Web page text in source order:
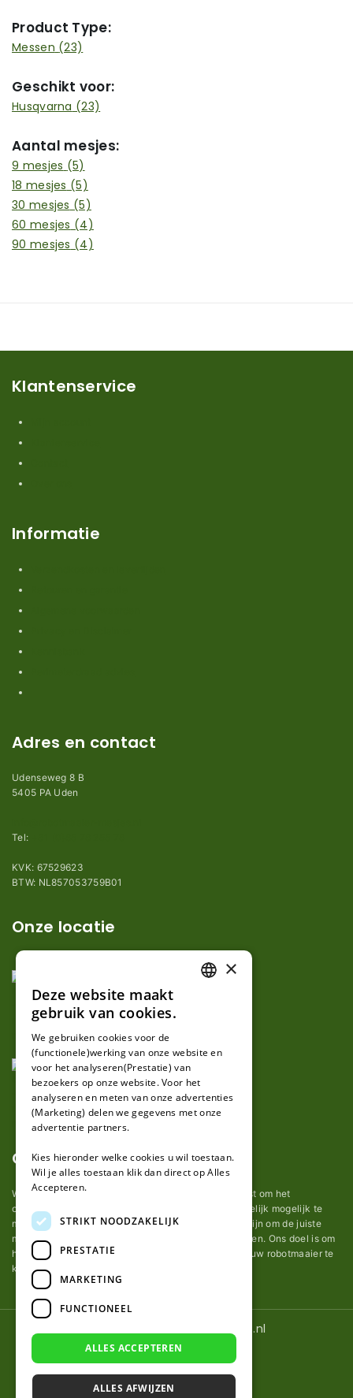
Product Type:
Messen (23)
Geschikt voor:
Husqvarna (23)
Aantal mesjes:
9 mesjes (5)
18 mesjes (5)
30 mesjes (5)
60 mesjes (4)
90 mesjes (4)
Klantenservice
Informatie
Adres en contact
Udenseweg 8 B
5405 PA Uden
Tel:
KVK: 67529623
BTW: NL857053759B01
Onze locatie
Over ons
Wij van robotmaaier-mesjes.nl doen ons uiterste best om het
onderhoud van robot grasmaaier mesjes zo gemakkelijk mogelijk te
maken. Uit ervaring merkten we hoe lastig het kan zijn om de juiste
messen voor een automatische grasmachine te vinden. Ons doel is om
het u makkelijk te maken om de goede mesjes voor uw robotmaaier te
kopen.
© 2026 Robotmaaier-mesjes.nl
GERMAN
×
Deze website maakt
gebruik van cookies.
We gebruiken cookies voor de
(functionele)werking van onze website en
voor het analyseren(Prestatie) van
bezoekers op onze website. Voor het
analyseren en meten van onze advertenties
(Marketing) delen we gegevens met onze
advertentie partners.
Kies hieronder welke cookies u wil toestaan.
Wil je alles toestaan klik dan direct op Alles
Accepteren.
STRIKT NOODZAKELIJK
PRESTATIE
MARKETING
FUNCTIONEEL
ALLES ACCEPTEREN
ALLES AFWIJZEN